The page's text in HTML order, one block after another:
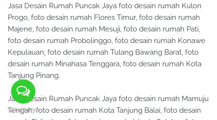
Jasa Desain Rumah Puncak Jaya foto desain rumah Kulon
Progo, foto desain rumah Flores Timur, foto desain rumah
Majene, foto desain rumah Mesuji, foto desain rumah Pati,
foto desain rumah Probolinggo, foto desain rumah Konawe
Kepulauan, foto desain rumah Tulang Bawang Barat, foto
desain rumah Minahasa Tenggara, foto desain rumah Kota
Tanjung Pinang.
Jasa Desain Rumah Puncak Jaya foto desain rumah Mamuju
Tengah, foto desain rumah Kota Tanjung Balai, foto desain